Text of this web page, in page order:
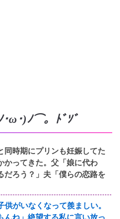
･ω･)ﾉ⌒。ﾄﾞｿﾞ
同時期にプリンも妊娠してた
ってきた。父「娘に代わ
だろう？」夫「僕らの恋路を
がいなくなって羨ましい。
んね」絶望する私に言い放っ